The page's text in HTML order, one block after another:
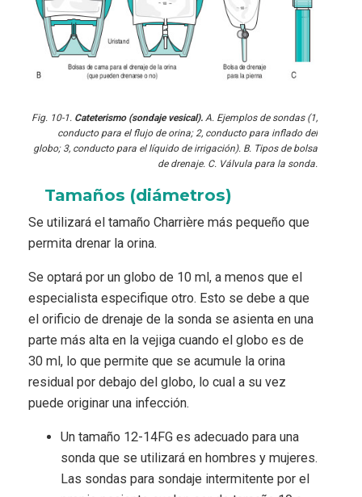
Fig. 10-1. Cateterismo (sondaje vesical). A. Ejemplos de sondas (1,
conducto para el flujo de orina; 2, conducto para inflado del
globo; 3, conducto para el líquido de irrigación). B. Tipos de bolsa
de drenaje. C. Válvula para la sonda.
Tamaños (diámetros)
Se utilizará el tamaño Charrière más pequeño que
permita drenar la orina.
Se optará por un globo de 10 ml, a menos que el
especialista especifique otro. Esto se debe a que
el orificio de drenaje de la sonda se asienta en una
parte más alta en la vejiga cuando el globo es de
30 ml, lo que permite que se acumule la orina
residual por debajo del globo, lo cual a su vez
puede originar una infección.
Un tamaño 12-14FG es adecuado para una
sonda que se utilizará en hombres y mujeres.
Las sondas para sondaje intermitente por el